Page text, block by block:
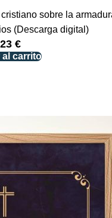
sobre la
(Descarga digital)
€
al carrito